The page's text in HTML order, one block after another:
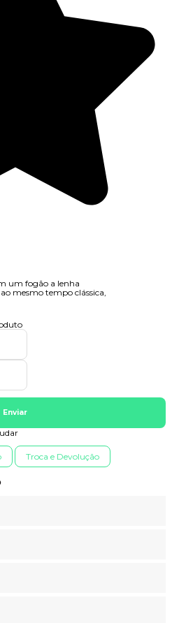
um fogão a lenha
mesmo tempo clássica,
Enviar
Troca e Devolução